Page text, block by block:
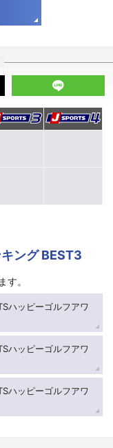
ング BEST3
す。
ハッピーゴルフアワ
ハッピーゴルフアワ
ハッピーゴルフアワ